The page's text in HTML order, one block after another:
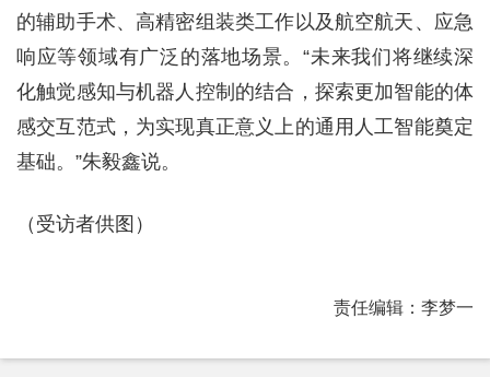
的辅助手术、高精密组装类工作以及航空航天、应急
响应等领域有广泛的落地场景。“未来我们将继续深
化触觉感知与机器人控制的结合，探索更加智能的体
感交互范式，为实现真正意义上的通用人工智能奠定
基础。”朱毅鑫说。
（受访者供图）
责任编辑：李梦一